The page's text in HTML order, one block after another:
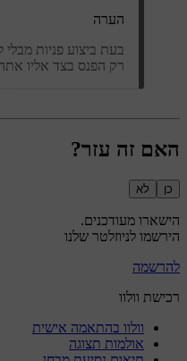
הערה
בעת ביצוע פניות מבלי
רק הפנס בצד אליו
האם זה עזר?
כן לא